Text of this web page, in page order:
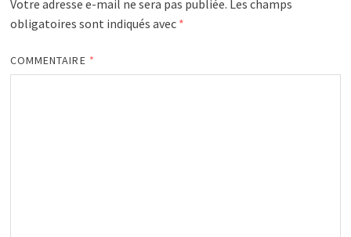
Votre adresse e-mail ne sera pas publiée. Les champs
obligatoires sont indiqués avec *
COMMENTAIRE *